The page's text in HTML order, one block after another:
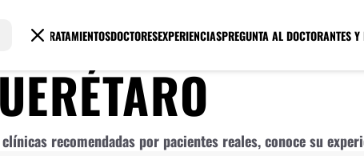
TRATAMIENTOSDOCTORESEXPERIENCIASPREGUNTA AL DOCTORANTES Y
recomendadas por pacientes reales, conoce su